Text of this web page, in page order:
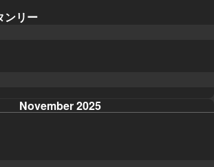
ンリー
November 2025